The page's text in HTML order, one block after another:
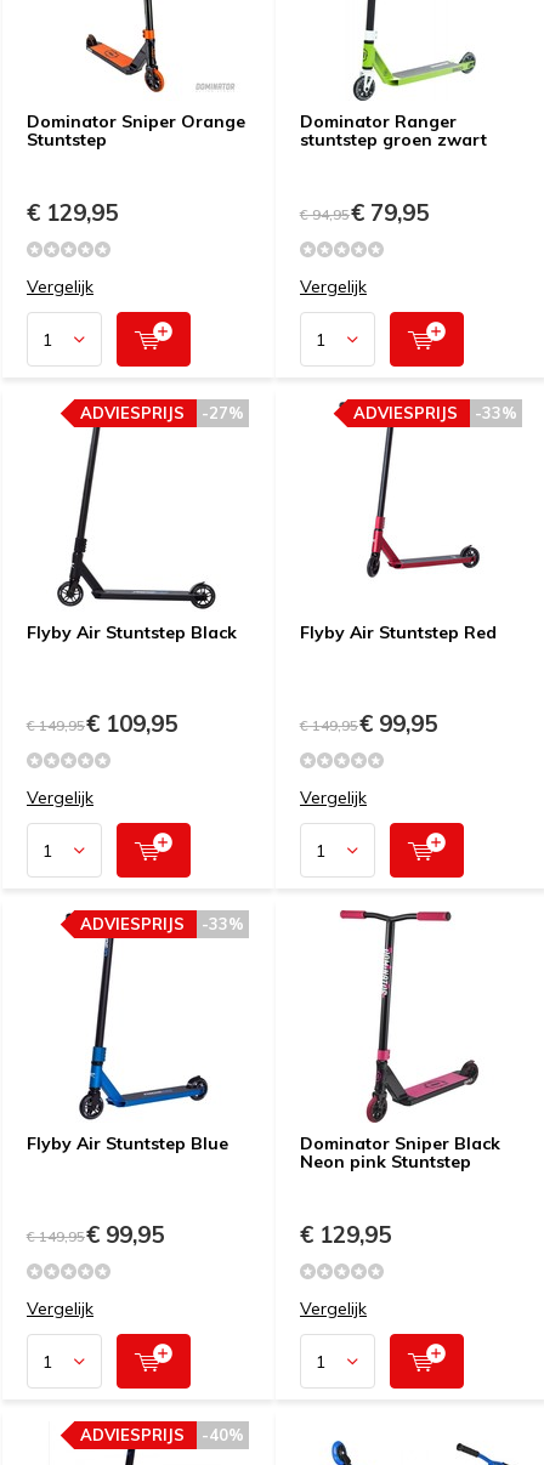
Dominator Sniper Orange
Stuntstep
€ 129,95
Vergelijk
Dominator Ranger
stuntstep groen zwart
€ 94,95€ 79,95
Vergelijk
Flyby Air Stuntstep Black
-27%
ADVIESPRIJS
€ 149,95€ 109,95
Vergelijk
Flyby Air Stuntstep Red
-33%
ADVIESPRIJS
€ 149,95€ 99,95
Vergelijk
Flyby Air Stuntstep Blue
-33%
ADVIESPRIJS
€ 149,95€ 99,95
Vergelijk
Dominator Sniper Black
Neon pink Stuntstep
€ 129,95
Vergelijk
-40%
ADVIESPRIJS